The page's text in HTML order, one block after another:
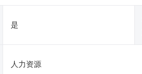
是
人力资源